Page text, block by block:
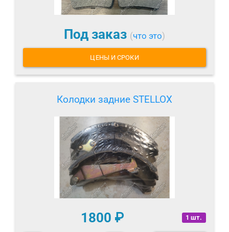
Под заказ (что это)
ЦЕНЫ И СРОКИ
Колодки задние STELLOX
1 шт.
1800 ₽